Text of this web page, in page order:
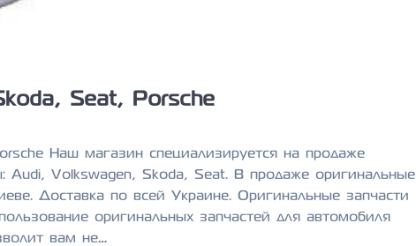
Seat, Porsche
Наш магазин специализируется на продаже
Audi, Volkswagen, Skoda, Seat. В продаже оригинальные
Доставка по всей Украине. Оригинальные запчасти
оригинальных запчастей для автомобиля
вам не…